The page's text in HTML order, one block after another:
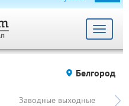
Toggle
Белгород
Заводные выходные